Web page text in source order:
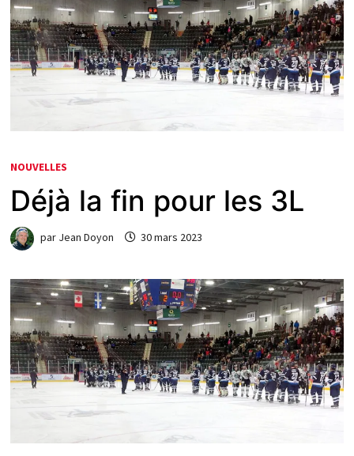
NOUVELLES
Déjà la fin pour les 3L
par Jean Doyon 30 mars 2023